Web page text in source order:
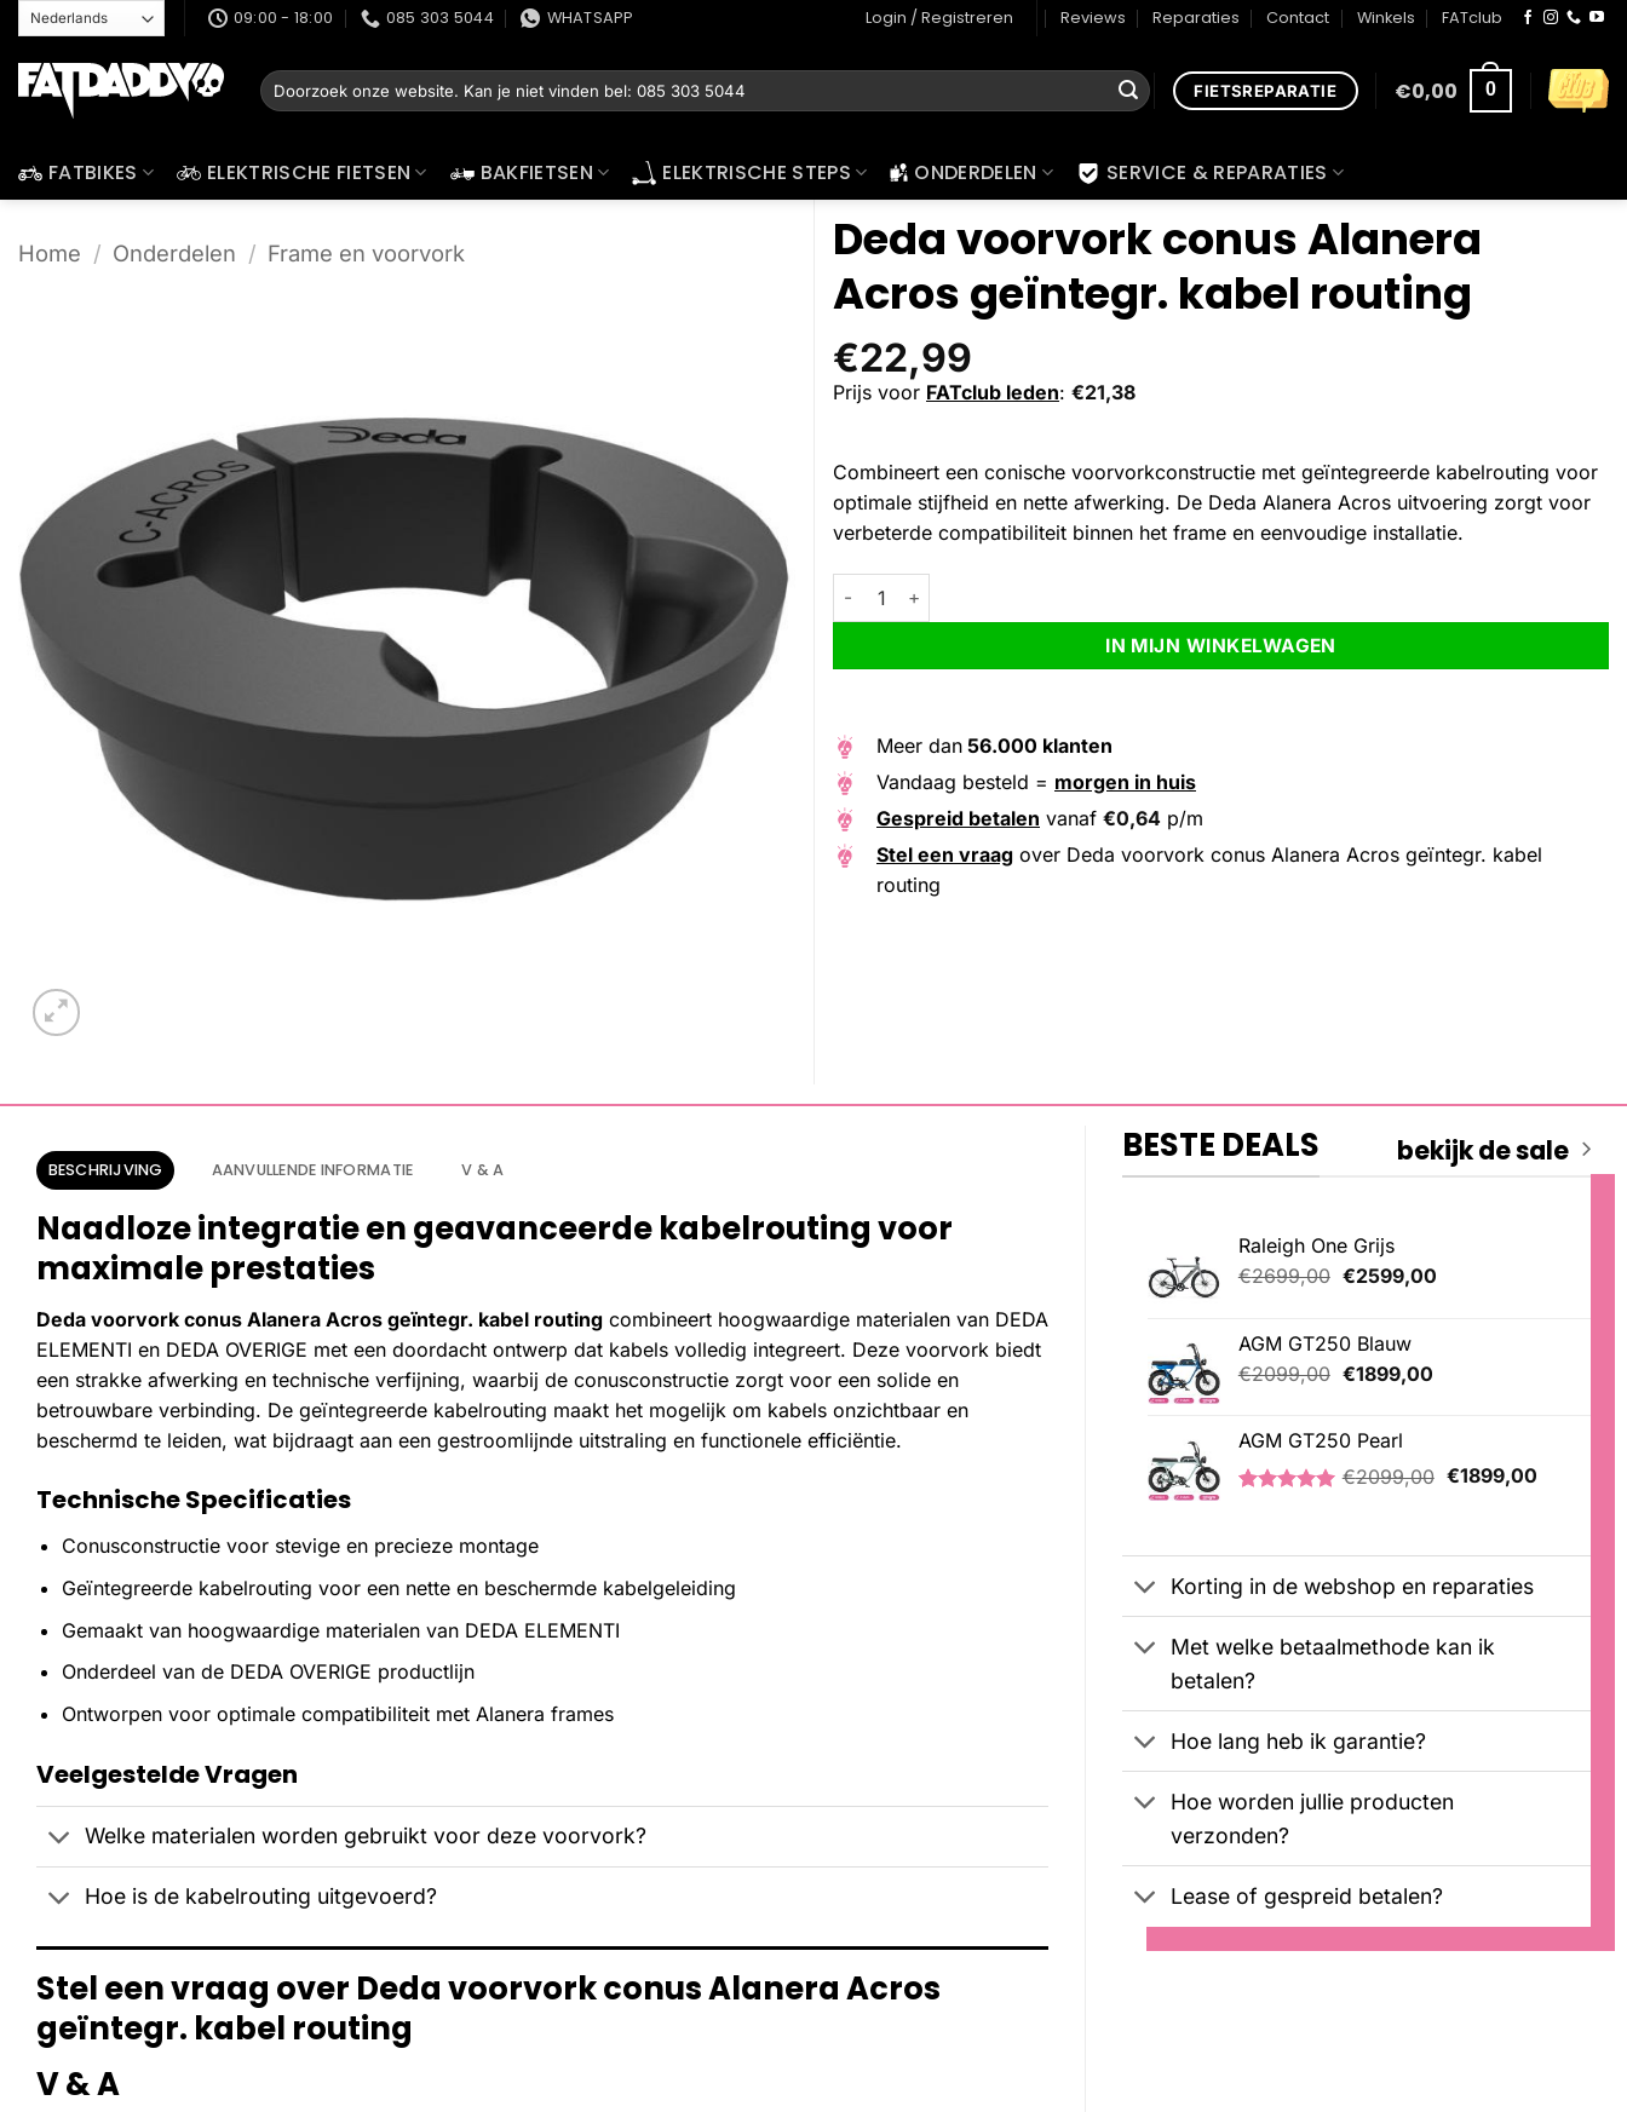
naar
inhoud
09:00 - 18:00 085 303 5044 WHATSAPP Login / Registreren Reviews Reparaties Contact Winkels FATclub
Zoeken
naar:
FIETSREPARATIE €0,00 0
FATBIKES ELEKTRISCHE FIETSEN BAKFIETSEN ELEKTRISCHE STEPS ONDERDELEN SERVICE & REPARATIES
Home / Onderdelen / Frame en voorvork
Deda voorvork conus Alanera
Acros geïntegr. kabel routing
€22,99
Prijs voor FATclub leden: €21,38
Combineert een conische voorvorkconstructie met geïntegreerde kabelrouting voor
optimale stijfheid en nette afwerking. De Deda Alanera Acros uitvoering zorgt voor
verbeterde compatibiliteit binnen het frame en eenvoudige installatie.
Deda voorvork conus Alanera Acros geïntegr. kabel routing aantal
IN MIJN WINKELWAGEN
Alternative:
Meer dan 56.000 klanten
Vandaag besteld = morgen in huis
Gespreid betalen vanaf €0,64 p/m
Stel een vraag over Deda voorvork conus Alanera Acros geïntegr. kabel
routing
BESCHRIJVING AANVULLENDE INFORMATIE V & A
Naadloze integratie en geavanceerde kabelrouting voor
maximale prestaties
Deda voorvork conus Alanera Acros geïntegr. kabel routing combineert hoogwaardige materialen van DEDA
ELEMENTI en DEDA OVERIGE met een doordacht ontwerp dat kabels volledig integreert. Deze voorvork biedt
een strakke afwerking en technische verfijning, waarbij de conusconstructie zorgt voor een solide en
betrouwbare verbinding. De geïntegreerde kabelrouting maakt het mogelijk om kabels onzichtbaar en
beschermd te leiden, wat bijdraagt aan een gestroomlijnde uitstraling en functionele efficiëntie.
Technische Specificaties
Conusconstructie voor stevige en precieze montage
Geïntegreerde kabelrouting voor een nette en beschermde kabelgeleiding
Gemaakt van hoogwaardige materialen van DEDA ELEMENTI
Onderdeel van de DEDA OVERIGE productlijn
Ontworpen voor optimale compatibiliteit met Alanera frames
Veelgestelde Vragen
Welke materialen worden gebruikt voor deze voorvork?
Hoe is de kabelrouting uitgevoerd?
Stel een vraag over Deda voorvork conus Alanera Acros
geïntegr. kabel routing
V & A
BESTE DEALS bekijk de sale
Raleigh One Grijs
€2699,00 Oorspronkelijke
€2699,00.
€2599,00Huidige
AGM GT250 Blauw
€2099,00 Oorspronkelijke
€2099,00.
€1899,00Huidige
AGM GT250 Pearl
klantbeoordelingen
€2099,00 Oorspronkelijke
€1899,00Huidige
Korting in de webshop en reparaties
Met welke betaalmethode kan ik
betalen?
Hoe lang heb ik garantie?
Hoe worden jullie producten
verzonden?
Lease of gespreid betalen?